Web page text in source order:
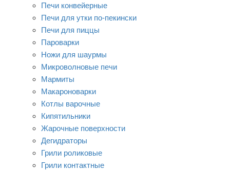
Печи конвейерные
Печи для утки по-пекински
Печи для пиццы
Пароварки
Ножи для шаурмы
Микроволновые печи
Мармиты
Макароноварки
Котлы варочные
Кипятильники
Жарочные поверхности
Дегидраторы
Грили роликовые
Грили контактные